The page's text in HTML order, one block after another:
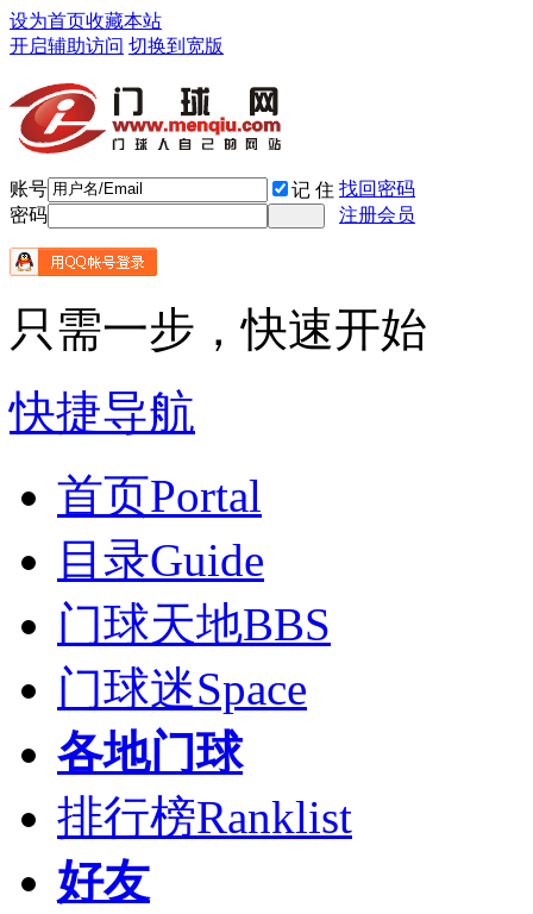
设为首页收藏本站
开启辅助访问 切换到宽版
账号 记 住 找回密码
密码
注册会员
只需一步，快速开始
快捷导航
首页Portal
目录Guide
门球天地BBS
门球迷Space
各地门球
排行榜Ranklist
好友